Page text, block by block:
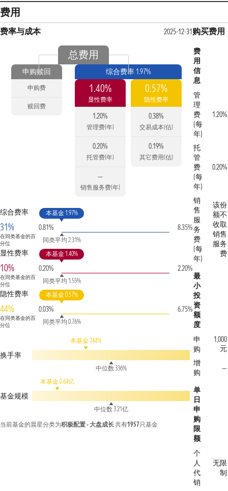
费用
费率与成本 2025-12-31
总费用
申购赎回
申购费
赎回费
综合费率 1.97%
1.40%
显性费率
1.20%
管理费(年)
0.20%
托管费(年)
—
销售服务费(年)
0.57%
隐性费率
0.38%
交易成本(估)
0.19%
其它费用(估)
综合费率
31%
在同类基金的百
分位
0.81%
本基金 1.97%
同类平均 2.31%
8.35%
显性费率
10%
在同类基金的百
分位
0.20%
本基金 1.40%
同类平均 1.55%
2.20%
隐性费率
44%
在同类基金的百
分位
0.03%
本基金 0.57%
同类平均 0.76%
6.75%
换手率
本基金 244%
中位数 336%
基金规模
本基金 0.64亿
中位数 3.21亿
当前基金的晨星分类为积极配置 - 大盘成长共有1957只基金
购买费用
费
用
信
息
管
理
费
(每
年)
1.20%
托
管
费
(每
年)
0.20%
销
售
服
务
费
(每
年)
该份
额不
收取
销售
服务
费
最
小
投
资
额
度
申
购
1,000
元
增
购
—
单
日
申
购
限
额
个
人
代
销
无限
制